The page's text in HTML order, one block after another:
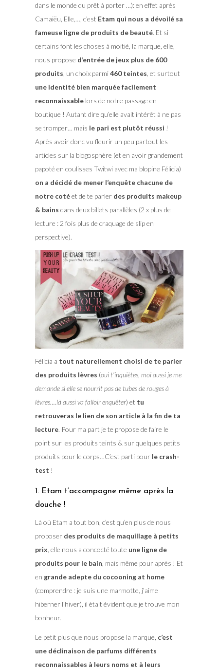
dans le monde du prêt à porter …): en effet après
Camaiëu, Elle,…, c’est Etam qui nous a dévoilé sa
fameuse ligne de produits de beauté. Et si
certains font les choses à moitié, la marque, elle,
nous propose d’entrée de jeux plus de 600
produits , un choix parmi460 teintes , et surtout
une identité bien marquée facilement
reconnaissablelors de notre passage en
boutique ! Autant dire qu’elle avait intérêt à ne pas
se tromper… mais le pari est plutôt réussi !
Après avoir donc vu fleurir un peu partout les
articles sur la blogosphère (et en avoir grandement
papoté en coulisses Twitwi avec ma blopine Félicia)
on a décidé de mener l’enquête chacune de
notre cotéet de te parler des produits makeup
& bains dans deux billets parallèles (2 x plus de
lecture : 2 fois plus de craquage de slip en
perspective).
Félicia a tout naturellement choisi de te parler
des produits lèvres (oui t’inquiètes, moi aussi je me
demande si elle se nourrit pas de tubes de rouges à
lèvres….là aussi va falloir enquêter) et tu
retrouveras le lien de son article à la fin de ta
lecture. Pour ma part je te propose de faire le
point sur les produits teints & sur quelques petits
produits pour le corps…C’est parti pourle crash-
test !
1. Etam t’accompagne même après la
douche !
Là où Etam a tout bon, c’est qu’en plus de nous
proposer des produits de maquillage à petits
prix , elle nous a concocté toute une ligne de
produits pour le bain , mais même pour après ! Et
en grande adepte du cocooning at home
(comprendre : je suis une marmotte, j’aime
hiberner l’hiver), il était évident que je trouve mon
bonheur.
Le petit plus que nous propose la marque, c’est
une déclinaison de parfums différents
reconnaissables à leurs noms et à leurs